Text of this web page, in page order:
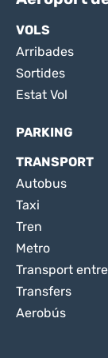
VOLS
Arribades
Sortides
Estat Vol
PARKING
TRANSPORT
Autobus
Taxi
Tren
Metro
Transport
Transfers
Aerobús